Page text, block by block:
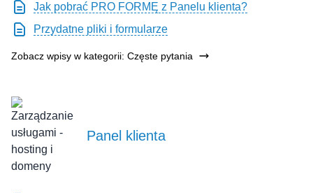
Jak pobrać PRO FORMĘ z Panelu klienta?
Przydatne pliki i formularze
Zobacz wpisy w kategorii: Częste pytania
Panel klienta